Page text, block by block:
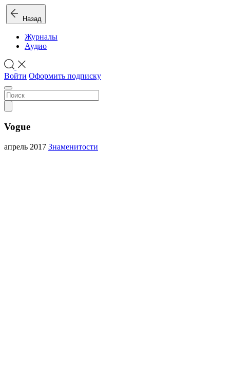
Назад
Журналы
Аудио
Войти Оформить подписку
Vogue
апрель 2017 Знаменитости